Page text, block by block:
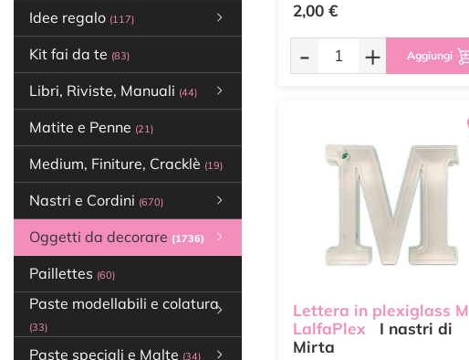
Idee regalo (117)
Kit fai da te (83)
Libri, Riviste, Manuali (44)
Matite e Penne (21)
Medium, Finiture, Cracklè (19)
Nastri e Cordini (670)
Oggetti da decorare (1736)
Paillettes (60)
Paste modellabili e colatura
(33)
Paste speciali e Malte (34)
2,00 €
- + Aggiungi
Lettera in plexiglass M
LalfaPlex
I nastri di
Mirta